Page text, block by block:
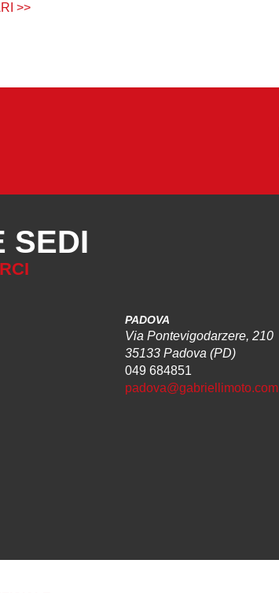
>>
SEDI
PADOVA
Via Pontevigodarzere, 210
35133 Padova (PD)
049 684851
padova@gabriellimoto.com